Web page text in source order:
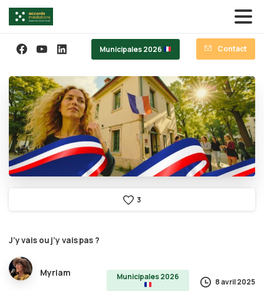
Municipales 2026 Contact
3
J’yvais ou j’y vais pas ?
Myriam Municipales 2026 8 avril 2025